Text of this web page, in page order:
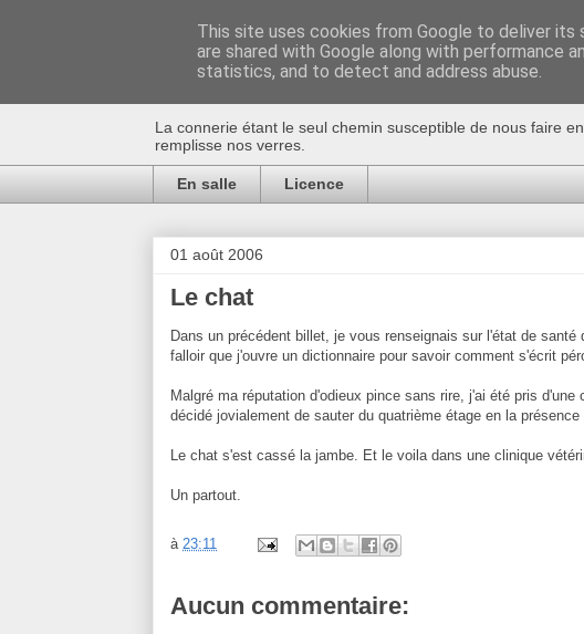
Au bistro !
La connerie étant le seul chemin susceptible de nous faire
remplisse nos verres.
En salle Licence
01 août 2006
Le chat
Dans un précédent billet, je vous renseignais sur l'état de
falloir que j'ouvre un dictionnaire pour savoir comment s'écrit
Malgré ma réputation d'odieux pince sans rire, j'ai été pris
décidé jovialement de sauter du quatrième étage en la présence
Le chat s'est cassé la jambe. Et le voila dans une clinique
Un partout.
à 23:11
Aucun commentaire:
This site uses cookies from Google to deliver its
are shared with Google along with performance
statistics, and to detect and address abuse.